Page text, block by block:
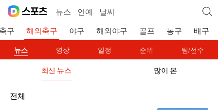
뉴스 연예 날씨
구 해외축구 야구 해외야구 골프 농구 배구
뉴스 영상 일정 순위 팀/선수
최신 뉴스 많이 본
전체